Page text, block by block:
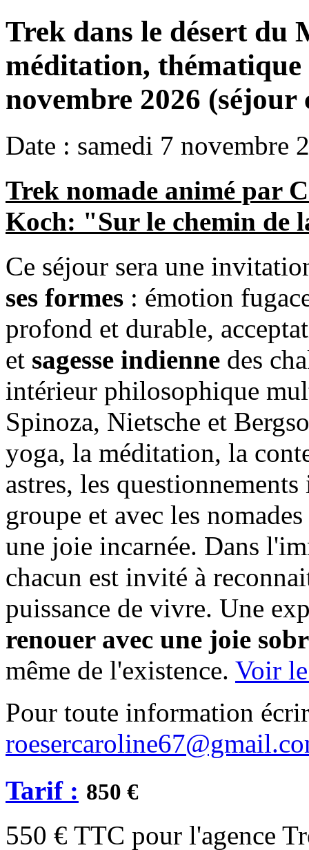
Trek dans le désert du
méditation,
novembre 2026
Date : samedi 7 novembre
Trek nomade animé par
Koch: "Sur le chemin de
Ce séjour sera une
ses formes : émotion
profond et durable,
et sagesse indienne des
intérieur philosophique
Spinoza, Nietsche et
yoga, la méditation, la
astres, les
groupe et avec les
une joie incarnée. Dans
chacun est invité à
puissance de vivre. Une
renouer avec une joie
même de l'existence. Voir
Pour toute information
Tarif: 850 €
550 € TTC pour l'agence